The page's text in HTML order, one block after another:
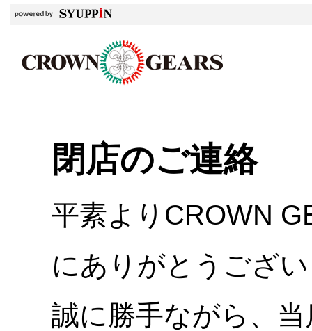
閉店のご連絡
平素よりCROWN
にありがとうござ
誠に勝手ながら、